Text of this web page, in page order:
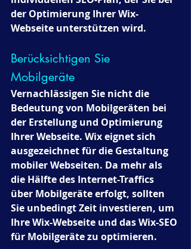
der Optimierung Ihrer Wix-
Webseite unterstützen wird.
Berücksichtigen Sie
Mobilgeräte
Vernachlässigen Sie nicht die
Bedeutung von Mobilgeräten bei
der Erstellung und Optimierung
Ihrer Webseite. Wix eignet sich
ausgezeichnet für die Gestaltung
mobiler Webseiten. Da mehr als
die Hälfte des Internet-Traffics
über Mobilgeräte erfolgt, sollten
Sie unbedingt Zeit investieren, um
Ihre Wix-Webseite und das Wix-SEO
für Mobilgeräte zu optimieren.